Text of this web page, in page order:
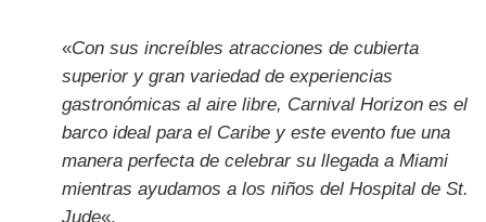
«Con sus increíbles atracciones de cubierta
superior y gran variedad de experiencias
gastronómicas al aire libre, Carnival Horizon es el
barco ideal para el Caribe y este evento fue una
manera perfecta de celebrar su llegada a Miami
mientras ayudamos a los niños del Hospital de St.
Jude«.